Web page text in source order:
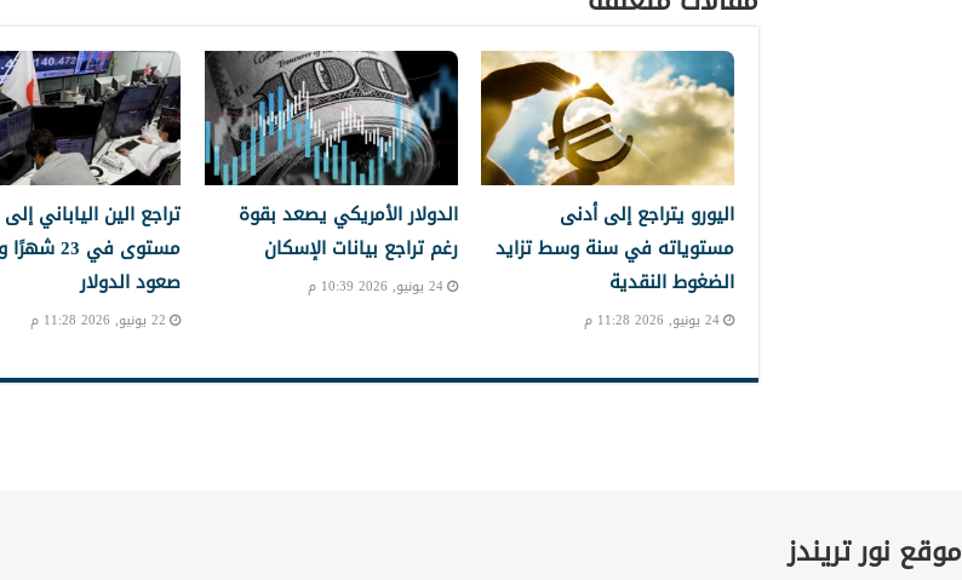
اليورو يتراجع إلى أدنى
مستوياته في سنة وسط تزايد
الضغوط النقدية
24 يونيو, 2026 11:28 م
الدولار الأمريكي يصعد بقوة
رغم تراجع بيانات الإسكان
24 يونيو, 2026 10:39 م
تراجع الين الياباني
مستوى في
صعود الدولار
22 يونيو, 2026 11:28 م
موقع نور تريندز